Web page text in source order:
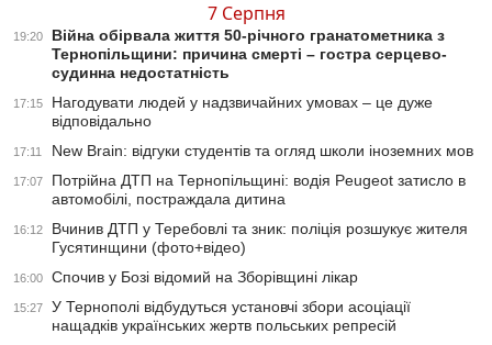
7 Серпня
19:20
Війна обірвала життя 50-річного гранатометника з
Тернопільщини: причина смерті – гостра серцево-
судинна недостатність
17:15
Нагодувати людей у надзвичайних умовах – це дуже
відповідально
17:11 New Brain: відгуки студентів та огляд школи іноземних мов
17:07
Потрійна ДТП на Тернопільщині: водія Peugeot затисло в
автомобілі, постраждала дитина
16:12
Вчинив ДТП у Теребовлі та зник: поліція розшукує жителя
Гусятинщини (фото+відео)
16:00 Спочив у Бозі відомий на Зборівщині лікар
15:27
У Тернополі відбудуться установчі збори асоціації
нащадків українських жертв польських репресій